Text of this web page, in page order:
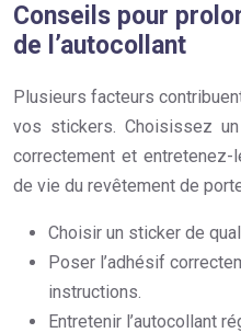
Conseils pour
de l’autocollant
Plusieurs facteurs
vos stickers. Choisissez
correctement et entretenez-
de vie du revêtement de
Choisir un sticker de
Poser l’adhésif
instructions.
Entretenir l’autocollant